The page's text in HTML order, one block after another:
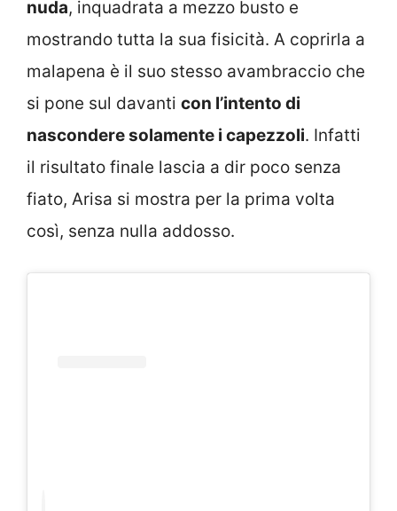
nuda, inquadrata a mezzo busto e
mostrando tutta la sua fisicità. A coprirla a
malapena è il suo stesso avambraccio che
si pone sul davanti con l’intento di
nascondere solamente i capezzoli. Infatti
il risultato finale lascia a dir poco senza
fiato, Arisa si mostra per la prima volta
così, senza nulla addosso.